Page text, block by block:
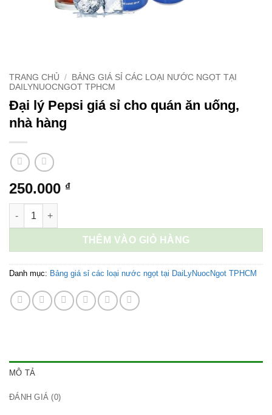
TRANG CHỦ /
BẢNG GIÁ SỈ CÁC LOẠI NƯỚC NGỌT TẠI
DAILYNUOCNGOT TPHCM
Đại lý Pepsi giá sỉ cho quán ăn uống,
nhà hàng
250.000 ₫
Đại lý Pepsi giá sỉ cho quán ăn uống, nhà hàng số lượng
THÊM VÀO GIỎ HÀNG
Danh mục: Bảng giá sỉ các loại nước ngọt tại DaiLyNuocNgot TPHCM
MÔ TẢ
ĐÁNH GIÁ (0)